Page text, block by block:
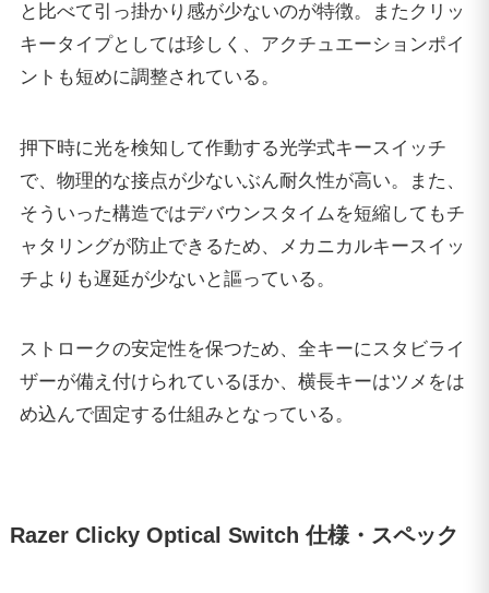
と比べて引っ掛かり感が少ないのが特徴。またクリッ
キータイプとしては珍しく、アクチュエーションポイ
ントも短めに調整されている。
押下時に光を検知して作動する光学式キースイッチ
で、物理的な接点が少ないぶん耐久性が高い。また、
そういった構造ではデバウンスタイムを短縮してもチ
ャタリングが防止できるため、メカニカルキースイッ
チよりも遅延が少ないと謳っている。
ストロークの安定性を保つため、全キーにスタビライ
ザーが備え付けられているほか、横長キーはツメをは
め込んで固定する仕組みとなっている。
Razer Clicky Optical Switch 仕様・スペック